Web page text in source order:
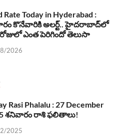
Rate Today in Hyderabad :
కొనేవారికి అలర్ట్.. హైదరాబాద్‌లో
ఎంత పెరిగిందో తెలుసా
2026
Rasi Phalalu : 27 December
శనివారం రాశి ఫలితాలు!
2025